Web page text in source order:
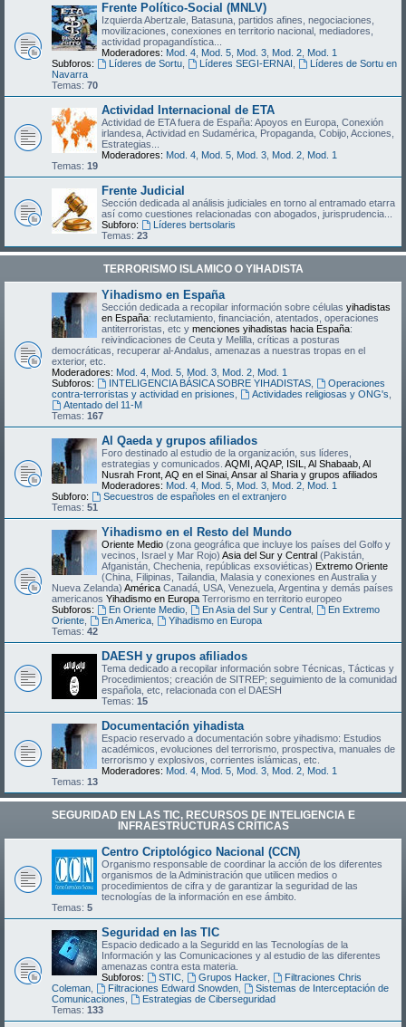
Frente Político-Social (MNLV)
Izquierda Abertzale, Batasuna, partidos afines, negociaciones,
movilizaciones, conexiones en territorio nacional, mediadores,
actividad propagandística...
Moderadores: Mod. 4 Mod. 5 Mod. 3 Mod. 2 Mod. 1
Subforos:
Líderes de Sortu, Líderes SEGI-ERNAI
Líderes de Sortu en
Navarra
Temas: 70
Actividad Internacional de ETA
Actividad de ETA fuera de España: Apoyos en Europa, Conexión
irlandesa, Actividad en Sudamérica, Propaganda, Cobijo, Acciones,
Estrategias...
Moderadores: Mod. 4 Mod. 5 Mod. 3 Mod. 2 Mod. 1
Temas: 19
Frente Judicial
Sección dedicada al análisis judiciales en torno al entramado etarra
así como cuestiones relacionadas con abogados, jurisprudencia...
Subforo:
Líderes bertsolaris
Temas: 23
TERRORISMO ISLAMICO O YIHADISTA
Yihadismo en España
Sección dedicada a recopilar información sobre células yihadistas
en España: reclutamiento, financiación, atentados, operaciones
antiterroristas, etc y menciones yihadistas hacia España:
reivindicaciones de Ceuta y Melilla, críticas a posturas
democráticas, recuperar al-Andalus, amenazas a nuestras tropas en el
exterior, etc.
Moderadores: Mod. 4 Mod. 5 Mod. 3 Mod. 2 Mod. 1
Subforos:
INTELIGENCIA BÁSICA SOBRE YIHADISTAS,
Operaciones
contra-terroristas y actividad en prisiones
Actividades religiosas y ONG's
Atentado del 11-M
Temas: 167
Al Qaeda y grupos afiliados
Foro destinado al estudio de la organización, sus líderes,
estrategias y comunicados. AQMI, AQAP, ISIL, Al Shabaab, Al
Nusrah Front, AQ en el Sinai, Ansar al Sharia y grupos afiliados
Moderadores: Mod. 4 Mod. 5 Mod. 3 Mod. 2 Mod. 1
Subforo:
Secuestros de españoles en el extranjero
Temas: 51
Yihadismo en el Resto del Mundo
Oriente Medio (zona geográfica que incluye los países del Golfo y
vecinos, Israel y Mar Rojo) Asia del Sur y Central (Pakistán,
Afganistán, Chechenia, repúblicas exsoviéticas) Extremo Oriente
(China, Filipinas, Tailandia, Malasia y conexiones en Australia y
Nueva Zelanda) América Canadá, USA, Venezuela, Argentina y demás países
americanos Yihadismo en Europa Terrorismo en territorio europeo
Subforos:
En Oriente Medio, En Asia del Sur y Central,
En Extremo
Oriente
En America,
Yihadismo en Europa
Temas: 42
DAESH y grupos afiliados
Tema dedicado a recopilar información sobre Técnicas, Tácticas y
Procedimientos; creación de SITREP; seguimiento de la comunidad
española, etc, relacionada con el DAESH
Temas: 15
Documentación yihadista
Espacio reservado a documentación sobre yihadismo: Estudios
académicos, evoluciones del terrorismo, prospectiva, manuales de
terrorismo y explosivos, corrientes islámicas, etc.
Moderadores: Mod. 4 Mod. 5 Mod. 3 Mod. 2 Mod. 1
Temas: 13
SEGURIDAD EN LAS TIC, RECURSOS DE INTELIGENCIA E
INFRAESTRUCTURAS CRÍTICAS
Centro Criptológico Nacional (CCN)
Organismo responsable de coordinar la acción de los diferentes
organismos de la Administración que utilicen medios o
procedimientos de cifra y de garantizar la seguridad de las
tecnologías de la información en ese ámbito.
Temas: 5
Seguridad en las TIC
Espacio dedicado a la Seguridd en las Tecnologías de la
Información y las Comunicaciones y al estudio de las diferentes
amenazas contra esta materia.
Subforos:
STIC, Grupos Hacker,
Filtraciones Chris
Coleman
Filtraciones Edward Snowden,
Sistemas de Interceptación de
Comunicaciones
Estrategias de Ciberseguridad
Temas: 133